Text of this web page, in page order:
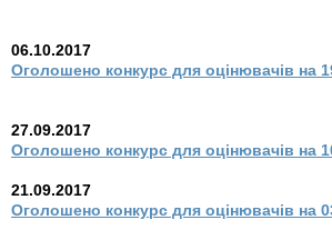
06.10.2017
Оголошено конкурс для оцінювачів на
27.09.2017
Оголошено конкурс для оцінювачів на
21.09.2017
Оголошено конкурс для оцінювачів на